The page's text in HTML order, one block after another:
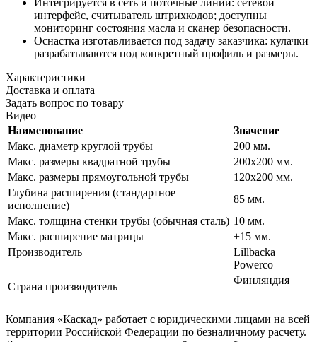
Интегрируется в сеть и поточные линии: сетевой
интерфейс, считыватель штрихкодов; доступны
мониторинг состояния масла и сканер безопасности.
Оснастка изготавливается под задачу заказчика: кулачки
разрабатываются под конкретный профиль и размеры.
Характеристики
Доставка и оплата
Задать вопрос по товару
Видео
Наименование
Значение
Макс. диаметр круглой трубы
200 мм.
Макс. размеры квадратной трубы
200х200 мм.
Макс. размеры прямоугольной трубы
120х200 мм.
Глубина расширения (стандартное
исполнение)
85 мм.
Макс. толщина стенки трубы (обычная сталь) 10 мм.
Макс. расширение матрицы
+15 мм.
Производитель
Lillbacka
Powerco
Страна производитель
Финляндия
Компания «Каскад» работает с юридическими лицами на всей
территории Российской Федерации по безналичному расчету.